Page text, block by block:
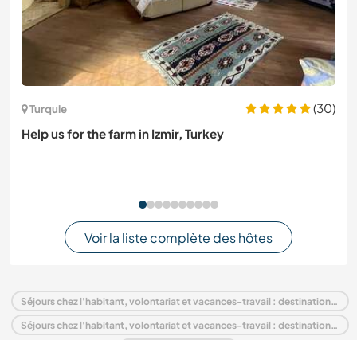
Turquie
(30)
Help us for the farm in Izmir, Turkey
Voir la liste complète des hôtes
Séjours chez l'habitant, volontariat et vacances-travail : destination Géorgie
Séjours chez l'habitant, volontariat et vacances-travail : destination Europe